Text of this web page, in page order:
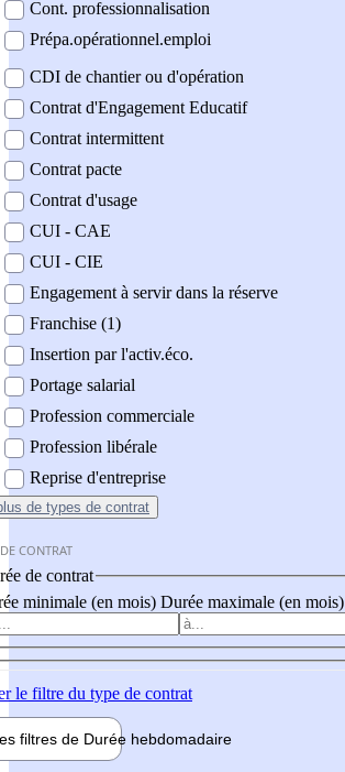
Cont. professionnalisation
Prépa.opérationnel.emploi
CDI de chantier ou d'opération
Contrat d'Engagement Educatif
Contrat intermittent
Contrat pacte
Contrat d'usage
CUI - CAE
CUI - CIE
Engagement à servir dans la réserve
Franchise (1)
Insertion par l'activ.éco.
Portage salarial
Profession commerciale
Profession libérale
Reprise d'entreprise
de types de contrat
CONTRAT
de contrat
minimale (en mois) Durée maximale (en mois)
le filtre du type de contrat
filtres de Durée hebdomadaire